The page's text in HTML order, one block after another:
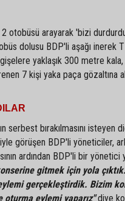
otobüsü arayarak 'bizi
dolusu BDP'li aşağı inerek
yaklaşık 300 metre
7 kişi yaka paça gözaltına
serbest bırakılmasını isteyen
görüşen BDP'li yöneticiler,
ardından BDP'li bir yönetici
gitmek için yola
gerçekleştirdik. Bizim
eylemi yaparız"diye